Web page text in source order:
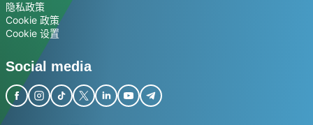
隐私政策
Cookie 政策
Cookie 设置
Social media